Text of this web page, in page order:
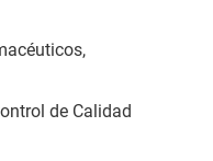
de Calidad